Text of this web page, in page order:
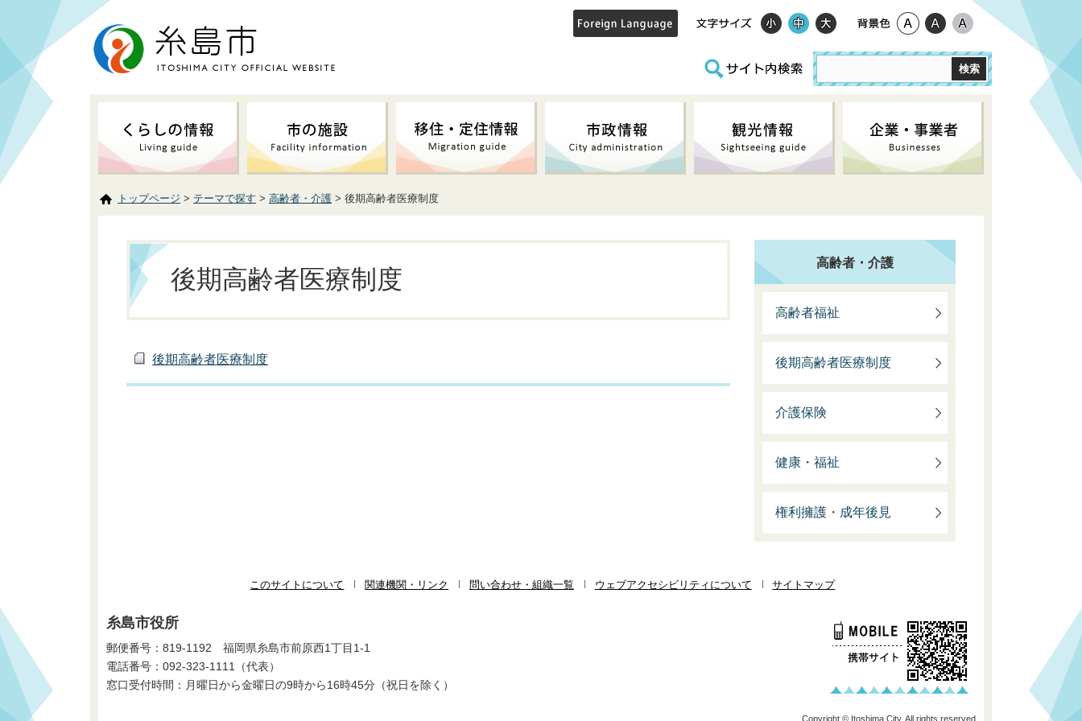
トップページ > テーマで探す > 高齢者・介護 > 後期高齢者医療制度
後期高齢者医療制度
後期高齢者医療制度
高齢者・介護
高齢者福祉
後期高齢者医療制度
介護保険
健康・福祉
権利擁護・成年後見
このサイトについて 関連機関・リンク 問い合わせ・組織一覧 ウェブアクセシビリティについて サイトマップ
糸島市役所
郵便番号：819-1192 福岡県糸島市前原西1丁目1-1
電話番号： 092-323-1111
（代表）
窓口受付時間：月曜日から金曜日の9時から16時45分（祝日を除く）
Copyright © Itoshima City. All rights reserved